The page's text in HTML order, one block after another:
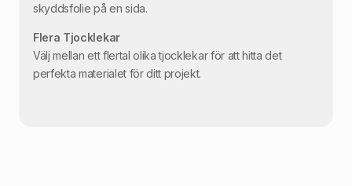
skyddsfolie på en sida.
Flera Tjocklekar
Välj mellan ett flertal olika tjocklekar för att hitta det
perfekta materialet för ditt projekt.